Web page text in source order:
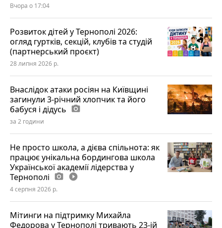
Вчора о 17:04
Розвиток дітей у Тернополі 2026:
огляд гуртків, секцій, клубів та студій
(партнерський проєкт)
28 липня 2026 р.
Внаслідок атаки росіян на Київщині
загинули 3-річний хлопчик та його
бабуся і дідусь photo_camera
за 2 години
Не просто школа, а дієва спільнота: як
працює унікальна бордингова школа
Української академії лідерства у
Тернополі photo_camera play_circle_filled
4 серпня 2026 р.
Мітинги на підтримку Михайла
Федорова у Тернополі тривають 23-ій